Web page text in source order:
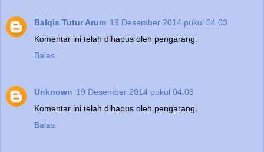
Balqis Tutur Arum 19 Desember 2014 pukul 04.03
Komentar ini telah dihapus oleh pengarang.
Balas
Unknown 19 Desember 2014 pukul 04.03
Komentar ini telah dihapus oleh pengarang.
Balas